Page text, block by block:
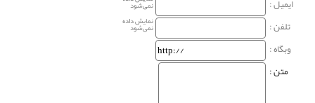
ایمیل :
نمی‌شود
تلفن : نمایش داده
نمی‌شود
وبگاه‌ :
متن :